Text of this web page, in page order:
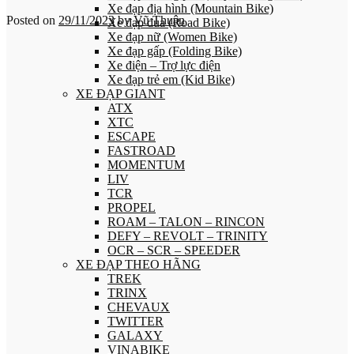
Xe đạp địa hình (Mountain Bike)
Xe đạp đua (Road Bike)
Xe đạp nữ (Women Bike)
Xe đạp gấp (Folding Bike)
Xe điện – Trợ lực điện
Xe đạp trẻ em (Kid Bike)
XE ĐẠP GIANT
ATX
XTC
ESCAPE
FASTROAD
MOMENTUM
LIV
TCR
PROPEL
ROAM – TALON – RINCON
DEFY – REVOLT – TRINITY
OCR – SCR – SPEEDER
XE ĐẠP THEO HÃNG
TREK
TRINX
CHEVAUX
TWITTER
GALAXY
VINABIKE
Posted on 29/11/2023byVũ Thuận